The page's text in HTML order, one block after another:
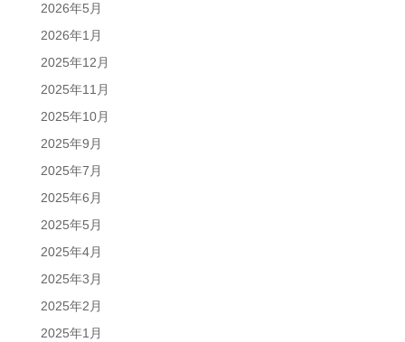
2026年5月
2026年1月
2025年12月
2025年11月
2025年10月
2025年9月
2025年7月
2025年6月
2025年5月
2025年4月
2025年3月
2025年2月
2025年1月